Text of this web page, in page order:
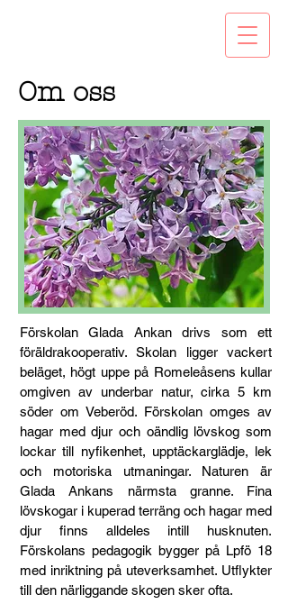
Om oss
Förskolan Glada Ankan drivs som ett
föräldrakooperativ. Skolan ligger vackert
beläget, högt uppe på Romeleåsens kullar
omgiven av underbar natur, cirka 5 km
söder om Veberöd. Förskolan omges av
hagar med djur och oändlig lövskog som
lockar till nyfikenhet, upptäckarglädje, lek
och motoriska utmaningar. Naturen är
Glada Ankans närmsta granne. Fina
lövskogar i kuperad terräng och hagar med
djur finns alldeles intill husknuten.
Förskolans pedagogik bygger på Lpfö 18
med inriktning på uteverksamhet. Utflykter
till den närliggande skogen sker ofta.